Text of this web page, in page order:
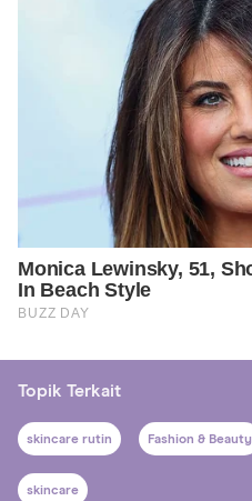
Topik Terkait
skincare rutin Fashion & Beauty
skincare